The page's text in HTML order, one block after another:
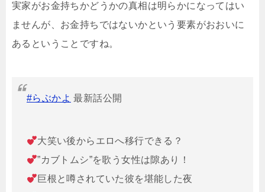
実家がお金持ちかどうかの真相は明らかになってはい
ませんが、お金持ちではないかという要素がおおいに
あるということですね。
#らぶかよ 最新話公開
大笑い後からエロへ移行できる？
”カブトムシ”を歌う女性は隙あり！
巨根と噂されていた彼を堪能した夜